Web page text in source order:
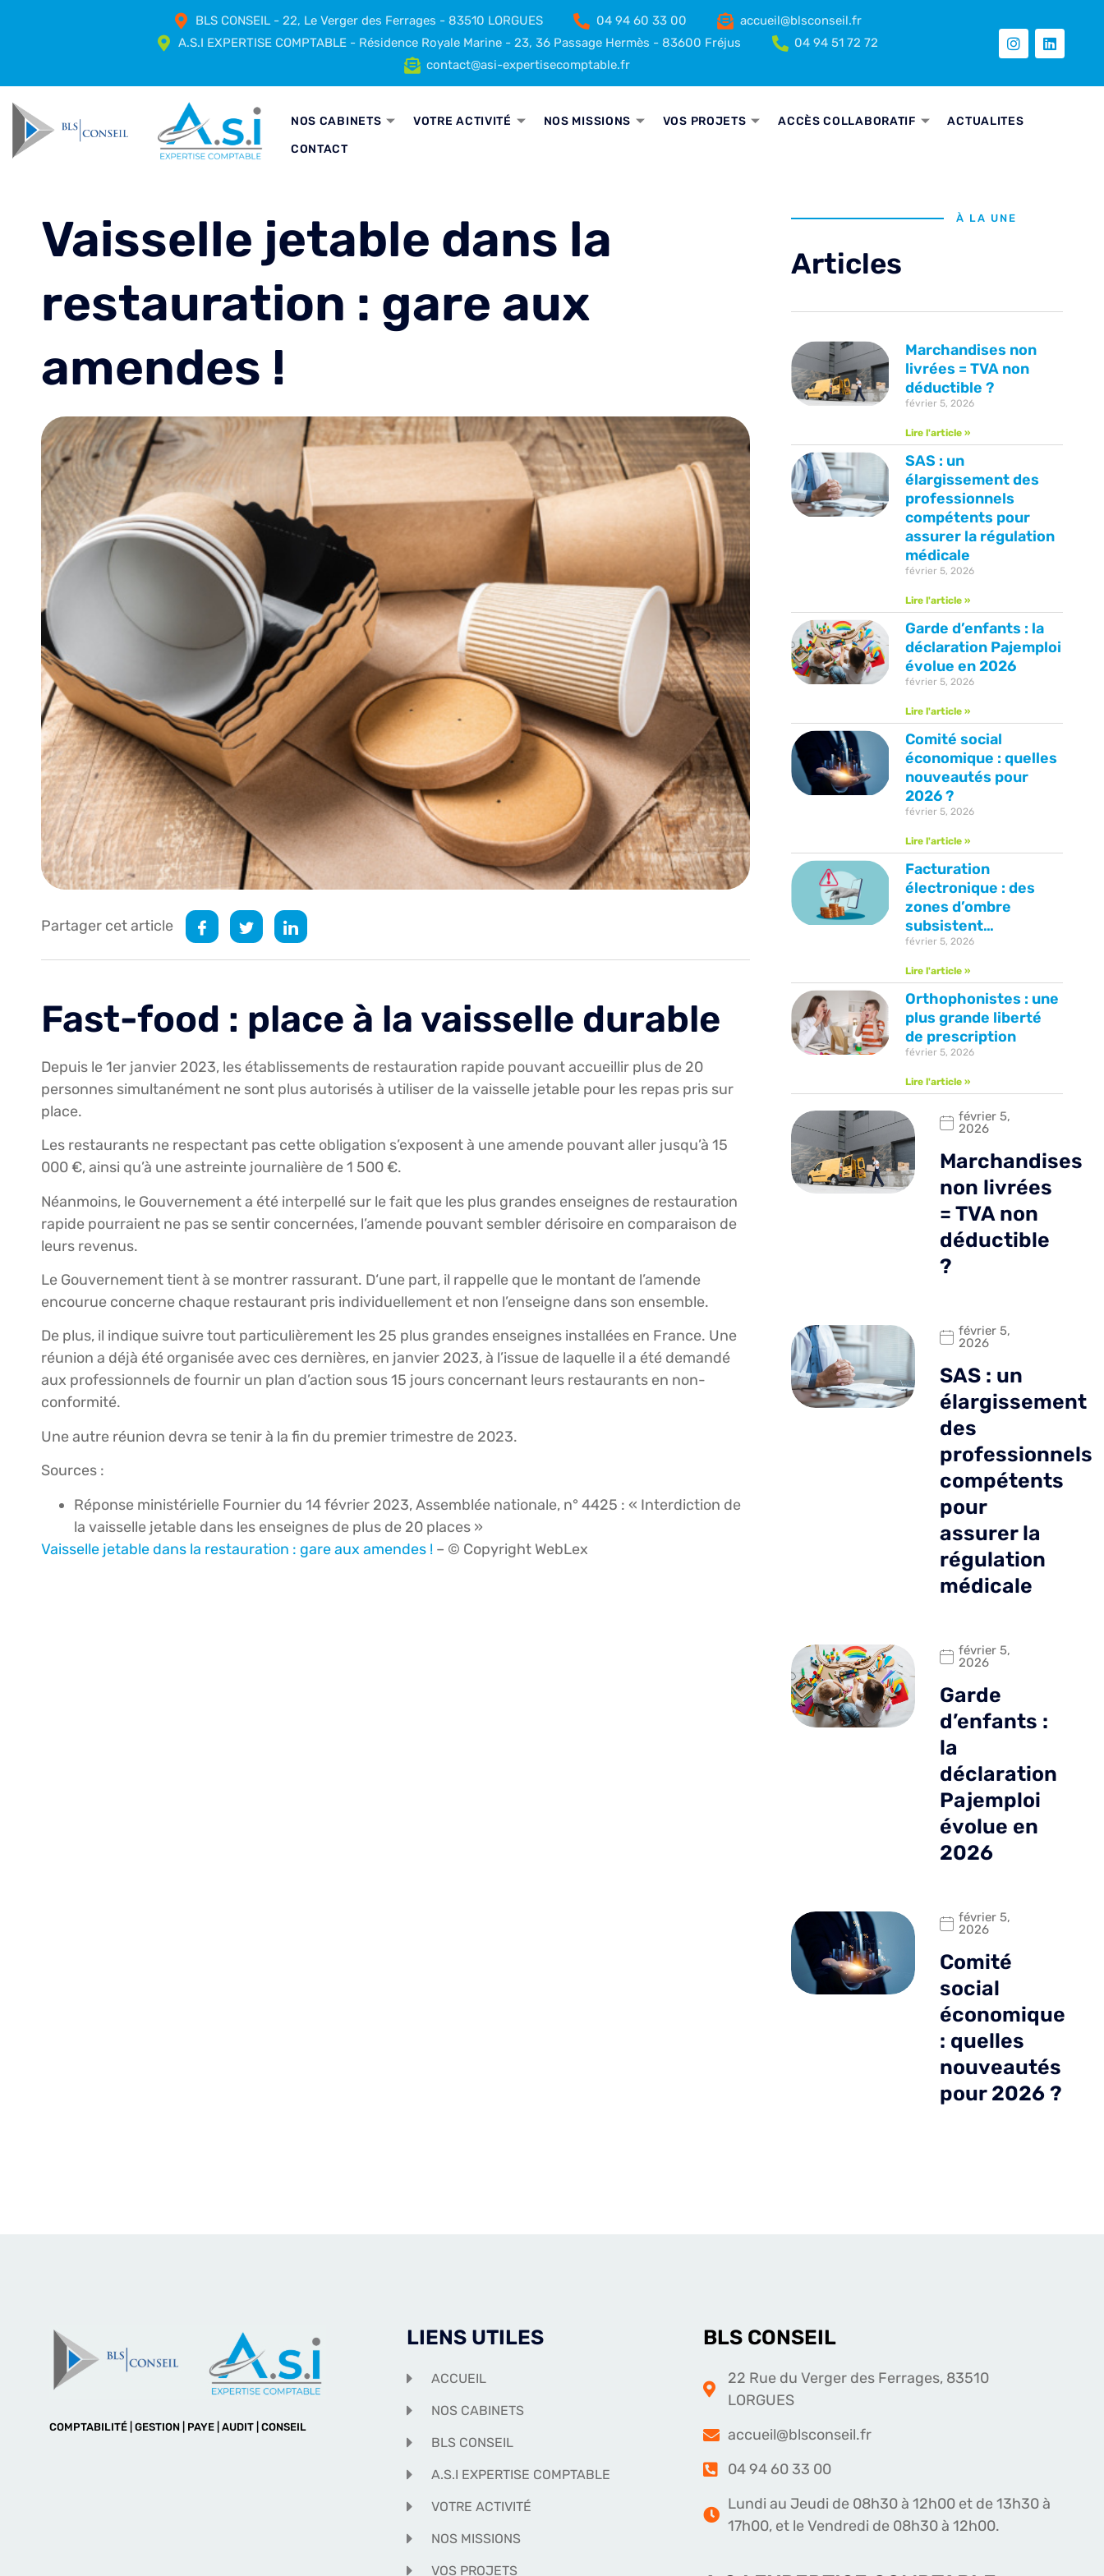
BLS CONSEIL - 22, Le Verger des Ferrages - 83510 LORGUES 04 94 60 33 00
accueil@blsconseil.fr
A.S.I EXPERTISE COMPTABLE - Résidence Royale Marine - 23, 36 Passage Hermès - 83600 Fréjus
04 94 51 72 72
contact@asi-expertisecomptable.fr
NOS CABINETS VOTRE ACTIVITÉ NOS MISSIONS VOS PROJETS ACCÈS COLLABORATIF
ACTUALITES
CONTACT
Vaisselle jetable dans la
restauration : gare aux
amendes !
Partager cet article
Fast-food : place à la vaisselle durable
Depuis le 1er janvier 2023, les établissements de restauration rapide pouvant accueillir plus de 20
personnes simultanément ne sont plus autorisés à utiliser de la vaisselle jetable pour les repas pris sur
place.
Les restaurants ne respectant pas cette obligation s’exposent à une amende pouvant aller jusqu’à 15
000 €, ainsi qu’à une astreinte journalière de 1 500 €.
Néanmoins, le Gouvernement a été interpellé sur le fait que les plus grandes enseignes de restauration
rapide pourraient ne pas se sentir concernées, l’amende pouvant sembler dérisoire en comparaison de
leurs revenus.
Le Gouvernement tient à se montrer rassurant. D‘une part, il rappelle que le montant de l’amende
encourue concerne chaque restaurant pris individuellement et non l’enseigne dans son ensemble.
De plus, il indique suivre tout particulièrement les 25 plus grandes enseignes installées en France. Une
réunion a déjà été organisée avec ces dernières, en janvier 2023, à l’issue de laquelle il a été demandé
aux professionnels de fournir un plan d’action sous 15 jours concernant leurs restaurants en non-
conformité.
Une autre réunion devra se tenir à la fin du premier trimestre de 2023.
Sources :
Réponse ministérielle Fournier du 14 février 2023, Assemblée nationale, n° 4425 : « Interdiction de
la vaisselle jetable dans les enseignes de plus de 20 places »
Vaisselle jetable dans la restauration : gare aux amendes ! – © Copyright WebLex
À LA UNE
Articles
Marchandises non
livrées = TVA non
déductible ?
février 5, 2026
Lire l'article »
SAS : un
élargissement des
professionnels
compétents pour
assurer la régulation
médicale
février 5, 2026
Lire l'article »
Garde d’enfants : la
déclaration Pajemploi
évolue en 2026
février 5, 2026
Lire l'article »
Comité social
économique : quelles
nouveautés pour
2026 ?
février 5, 2026
Lire l'article »
Facturation
électronique : des
zones d’ombre
subsistent…
février 5, 2026
Lire l'article »
Orthophonistes : une
plus grande liberté
de prescription
février 5, 2026
Lire l'article »
février 5,
2026
Marchandises
non livrées
= TVA non
déductible
?
février 5,
2026
SAS : un
élargissement
des
professionnels
compétents
pour
assurer la
régulation
médicale
février 5,
2026
Garde
d’enfants :
la
déclaration
Pajemploi
évolue en
2026
février 5,
2026
Comité
social
économique
: quelles
nouveautés
pour 2026 ?
COMPTABILITÉ | GESTION | PAYE | AUDIT | CONSEIL
LIENS UTILES
ACCUEIL
NOS CABINETS
BLS CONSEIL
A.S.I EXPERTISE COMPTABLE
VOTRE ACTIVITÉ
NOS MISSIONS
VOS PROJETS
BLS CONSEIL
22 Rue du Verger des Ferrages, 83510
LORGUES
accueil@blsconseil.fr
04 94 60 33 00
Lundi au Jeudi de 08h30 à 12h00 et de 13h30 à
17h00, et le Vendredi de 08h30 à 12h00.